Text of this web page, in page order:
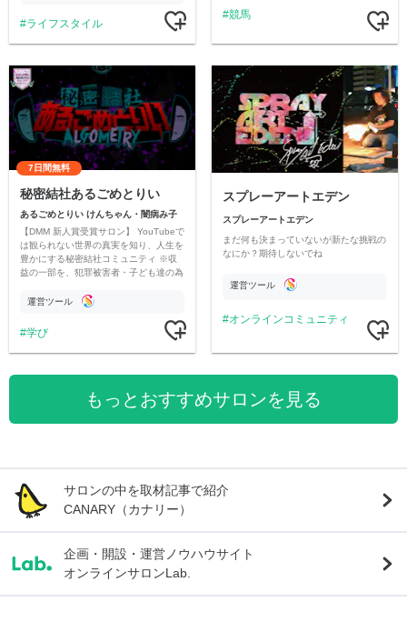
ライフスタイル
競馬
7日間無料
秘密結社あるごめとりい
あるごめとりい けんちゃん・闇病み子
【DMM 新人賞受賞サロン】 YouTubeで
は観られない世界の真実を知り、人生を
豊かにする秘密結社コミュニティ ※収
益の一部を、犯罪被害者・子ども達の為
す運営ツール
学び
スプレーアートエデン
スプレーアートエデン
まだ何も決まっていないが新たな挑戦の
なにか？期待しないでね
運営ツール
オンラインコミュニティ
もっとおすすめサロンを見る
サロンの中を取材記事で紹介
CANARY（カナリー）
企画・開設・運営ノウハウサイト
オンラインサロンLab.